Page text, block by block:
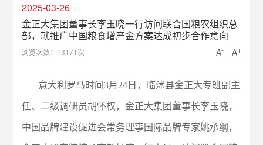
2025-03-26
金正大集团董事长李玉晓一行访问联合国粮农组织总
部，就推广中国粮食增产金方案达成初步合作意向
浏览次数：13171次 A- A+
意大利罗马时间3月24日，临沭县金正大专班副主
任、二级调研员胡怀权，金正大集团董事长李玉晓，
中国品牌建设促进会常务理事国际品牌专家姚承纲，